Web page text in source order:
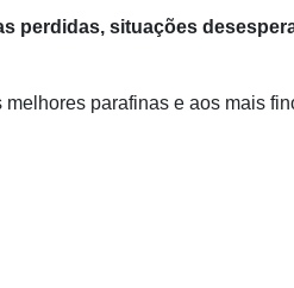
perdidas, situações
parafinas e aos mais